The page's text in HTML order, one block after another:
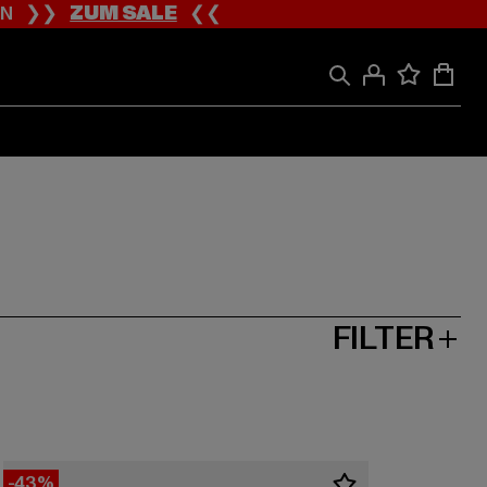
❯❯ZUM SALE❮❮
FILTER